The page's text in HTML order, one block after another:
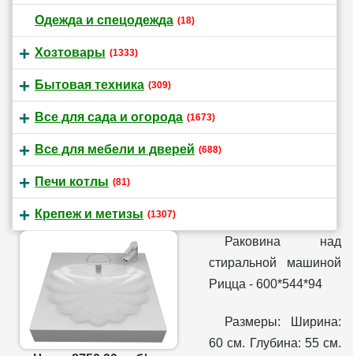
Одежда и спецодежда (18)
Хозтовары (1333)
Бытовая техника (309)
Все для сада и огорода (1673)
Все для мебели и дверей (688)
Печи котлы (81)
Крепеж и метизы (1307)
Раковина над
стиральной машиной
Рицца - 600*544*94
Размеры: Ширина:
60 см. Глубина: 55 см.